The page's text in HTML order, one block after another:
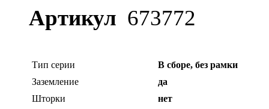
Артикул 673772
Тип серии
В сборе, без рамки
Заземление
да
Шторки
нет